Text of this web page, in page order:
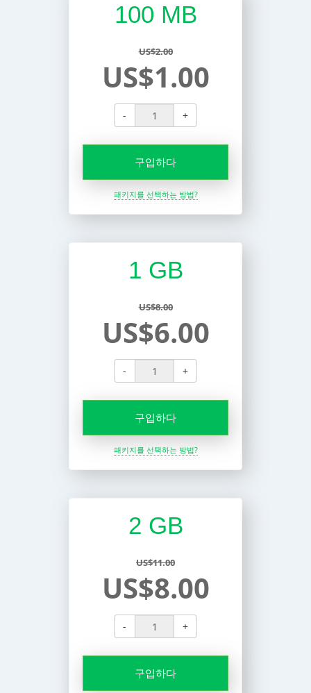
100 MB
US$2.00
US$1.00
- +
구입하다
패키지를 선택하는 방법?
1 GB
US$8.00
US$6.00
- +
구입하다
패키지를 선택하는 방법?
2 GB
US$11.00
US$8.00
- +
구입하다